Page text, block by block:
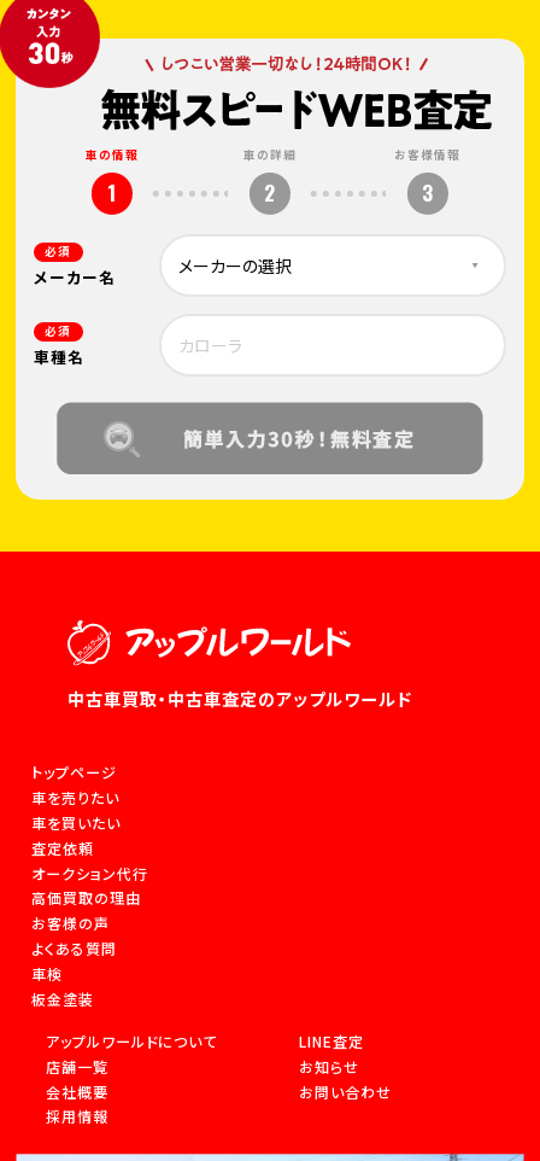
車の情報
1
車の詳細
2
お客様情報
3
必須
メーカー名
必須
車種名
中古車買取・中古車査定のアップルワールド
トップページ
車を売りたい
車を買いたい
査定依頼
オークション代行
高価買取の理由
お客様の声
よくある質問
車検
板金塗装
アップルワールドについて
店舗一覧
会社概要
採用情報
LINE査定
お知らせ
お問い合わせ